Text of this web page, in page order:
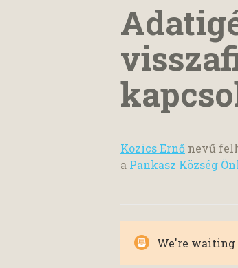
Kozics Ernő nevű
a Pankasz Község
We're waiting